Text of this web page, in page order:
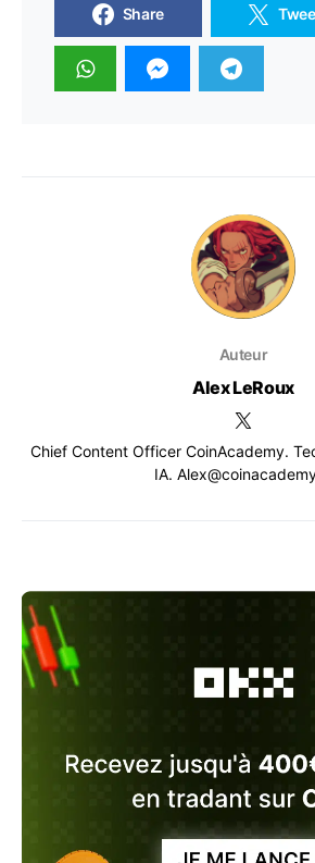
Share
Auteur
Alex LeRoux
Chief Content Officer CoinAcademy.
IA.